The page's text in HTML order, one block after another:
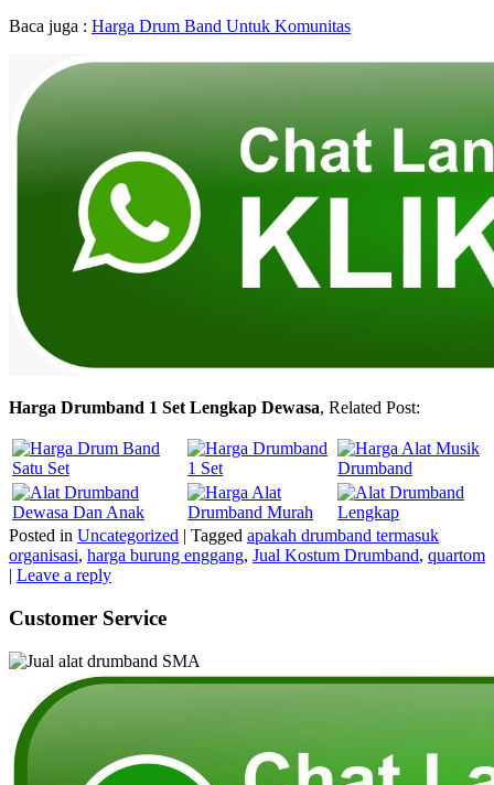
Baca juga : Harga Drum Band Untuk Komunitas
Harga Drumband 1 Set Lengkap Dewasa, Related Post:
Posted in Uncategorized | Tagged apakah drumband termasuk
organisasi, harga burung enggang, Jual Kostum Drumband, quartom
| Leave a reply
Customer Service